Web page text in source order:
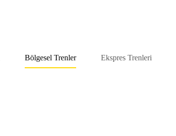
Bölgesel Trenler Ekspres Trenleri